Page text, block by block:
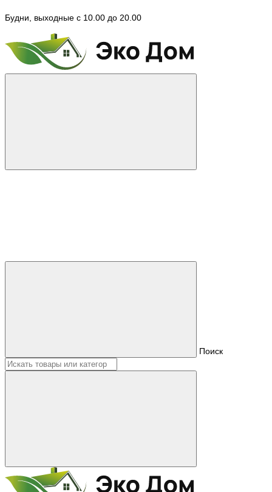
Будни, выходные с 10.00 до 20.00
Поиск